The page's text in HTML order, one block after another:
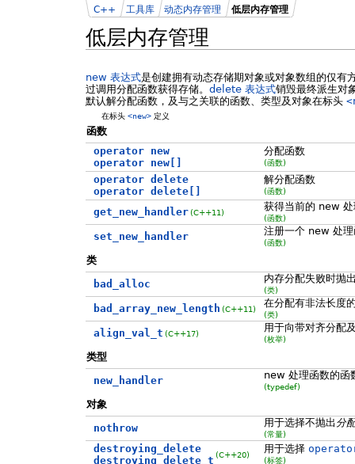
低层内存管理
C++ 工具库 动态内存管理 低层内存管理
new 表达式是创建拥有动态存储期对象或对象数组的仅有
过调用分配函数获得存储。 delete 表达式销毁最终派生对
默认解分配函数，及与之关联的函数、类型及对象在标头
在标头<new> 定义
函数
operator new
operator new[]
分配函数
(函数)
operator delete
operator delete[]
解分配函数
(函数)
get_new_handler (C++11) 获得当前的 new 处
(函数)
set_new_handler 注册一个 new 处理
(函数)
类
bad_alloc
内存分配失败时抛
(类)
bad_array_new_length (C++11) 在分配有非法长度
(类)
align_val_t (C++17) 用于向带对齐分配
(枚举)
类型
new_handler
new 处理函数的函
(typedef)
对象
nothrow
用于选择不抛出 分
(常量)
destroying_delete
destroying_delete_t (C++20)
用于选择
(标签)